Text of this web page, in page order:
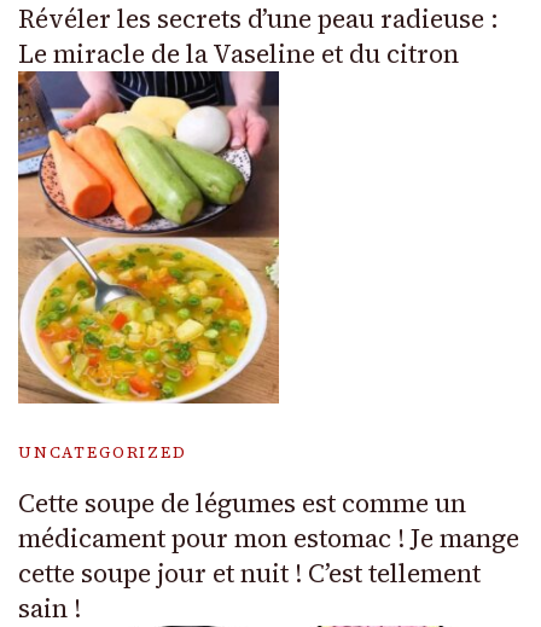
Révéler les secrets d’une peau radieuse :
Le miracle de la Vaseline et du citron
UNCATEGORIZED
Cette soupe de légumes est comme un
médicament pour mon estomac ! Je mange
cette soupe jour et nuit ! C’est tellement
sain !